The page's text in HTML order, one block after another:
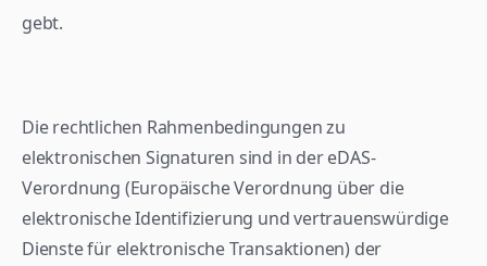
gebt.
Die rechtlichen Rahmenbedingungen zu
elektronischen Signaturen sind in der eDAS-
Verordnung (Europäische Verordnung über die
elektronische Identifizierung und vertrauenswürdige
Dienste für elektronische Transaktionen) der